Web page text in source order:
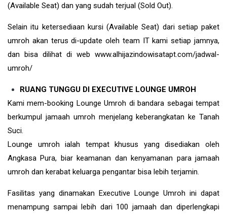
(Available Seat) dan yang sudah terjual (Sold Out).
Selain itu ketersediaan kursi (Available Seat) dari setiap paket
umroh akan terus di-update oleh team IT kami setiap jamnya,
dan bisa dilihat di web www.alhijazindowisatapt.com/jadwal-
umroh/
RUANG TUNGGU DI EXECUTIVE LOUNGE UMROH
Kami mem-booking Lounge Umroh di bandara sebagai tempat
berkumpul jamaah umroh menjelang keberangkatan ke Tanah
Suci.
Lounge umroh ialah tempat khusus yang disediakan oleh
Angkasa Pura, biar keamanan dan kenyamanan para jamaah
umroh dan kerabat keluarga pengantar bisa lebih terjamin.
Fasilitas yang dinamakan Executive Lounge Umroh ini dapat
menampung sampai lebih dari 100 jamaah dan diperlengkapi